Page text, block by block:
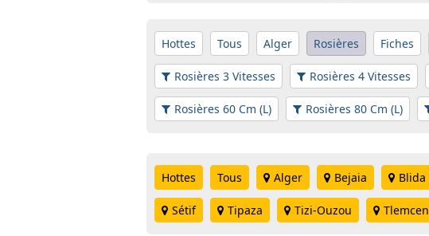
Hottes Tous Alger Rosières Fiches
Rosières 3 Vitesses Rosières 4 Vitesses
Rosières 60 Cm (L) Rosières 80 Cm (L)
Hottes Tous Alger Bejaia Blida
Sétif Tipaza Tizi-Ouzou Tlemcen